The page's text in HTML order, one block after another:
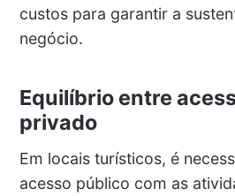
custos para garantir a
negócio.
Equilíbrio entre
privado
Em locais turísticos, é
acesso público com as